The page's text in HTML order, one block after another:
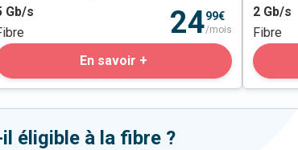
Gb/s
2499€
/mois
En savoir +
2 Gb/s
Fibre
éligible à la fibre ?